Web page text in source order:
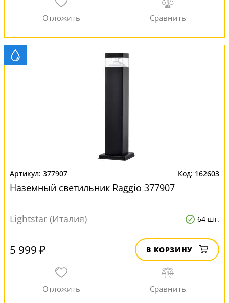
377907 162603
Наземный светильник Raggio 377907
Lightstar (Италия) 64 шт.
5 999 ₽ В КОРЗИНУ